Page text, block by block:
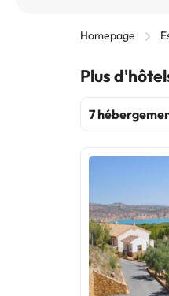
Homepage
Plus
7